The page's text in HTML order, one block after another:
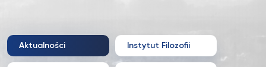
Aktualności Instytut Filozofii